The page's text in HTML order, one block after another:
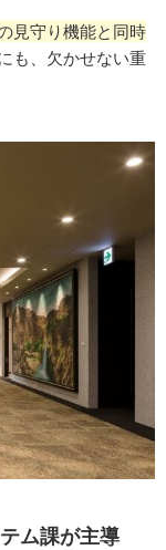
見守り機能と同時
も、欠かせない重
ム課が主導